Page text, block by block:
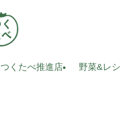
つくたべ推進店 野菜&レ